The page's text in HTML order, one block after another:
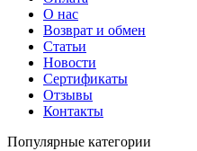
О нас
Возврат и обмен
Статьи
Новости
Сертификаты
Отзывы
Контакты
Популярные категории